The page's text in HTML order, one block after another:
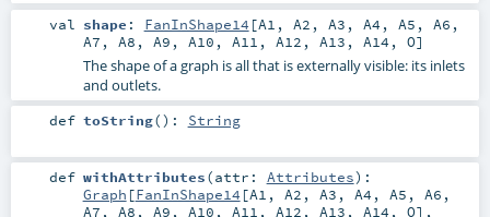
val shape : FanInShape14 [A1 , A2 , A3 , A4 , A5 , A6 ,
A7 , A8 , A9 , A10 , A11 , A12 , A13 , A14 , O]
The shape of a graph is all that is externally visible: its inlets
and outlets.
def toString() : String
def withAttributes(attr: Attributes) :
Graph [FanInShape14 [A1 , A2 , A3 , A4 , A5 , A6 ,
A7 , A8 , A9 , A10 , A11 , A12 , A13 , A14 , O],